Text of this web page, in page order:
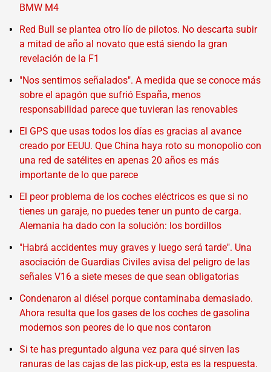
BMW M4
Red Bull se plantea otro lío de pilotos. No descarta subir
a mitad de año al novato que está siendo la gran
revelación de la F1
"Nos sentimos señalados". A medida que se conoce más
sobre el apagón que sufrió España, menos
responsabilidad parece que tuvieran las renovables
El GPS que usas todos los días es gracias al avance
creado por EEUU. Que China haya roto su monopolio con
una red de satélites en apenas 20 años es más
importante de lo que parece
El peor problema de los coches eléctricos es que si no
tienes un garaje, no puedes tener un punto de carga.
Alemania ha dado con la solución: los bordillos
"Habrá accidentes muy graves y luego será tarde". Una
asociación de Guardias Civiles avisa del peligro de las
señales V16 a siete meses de que sean obligatorias
Condenaron al diésel porque contaminaba demasiado.
Ahora resulta que los gases de los coches de gasolina
modernos son peores de lo que nos contaron
Si te has preguntado alguna vez para qué sirven las
ranuras de las cajas de las pick-up, esta es la respuesta.